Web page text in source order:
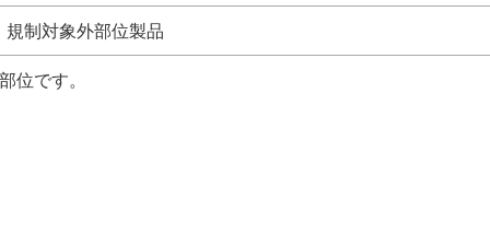
規制対象外部位製品
位です。